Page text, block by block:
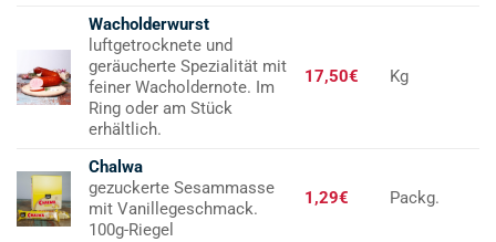
Wacholderwurst
luftgetrocknete und
geräucherte Spezialität mit
feiner Wacholdernote. Im
Ring oder am Stück
erhältlich.
17,50€ Kg
Chalwa
gezuckerte Sesammasse
mit Vanillegeschmack.
100g-Riegel
1,29€ Packg.